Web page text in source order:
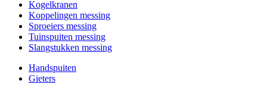
Kogelkranen
Koppelingen messing
Sproeiers messing
Tuinspuiten messing
Slangstukken messing
Handspuiten
Gieters